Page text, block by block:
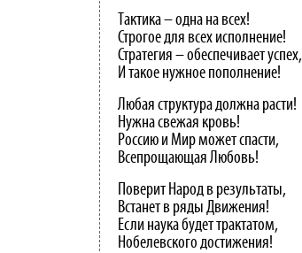
Тактика – одна на всех!
Строгое для всех исполнение!
Стратегия – обеспечивает успех,
И такое нужное пополнение!
Любая структура должна расти!
Нужна свежая кровь!
Россию и Мир может спасти,
Всепрощающая Любовь!
Поверит Народ в результаты,
Встанет в ряды Движения!
Если наука будет трактатом,
Нобелевского достижения!